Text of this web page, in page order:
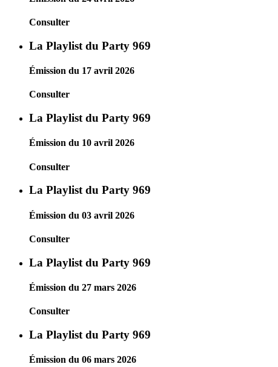
Consulter
La Playlist du Party 969
Émission du 17 avril 2026
Consulter
La Playlist du Party 969
Émission du 10 avril 2026
Consulter
La Playlist du Party 969
Émission du 03 avril 2026
Consulter
La Playlist du Party 969
Émission du 27 mars 2026
Consulter
La Playlist du Party 969
Émission du 06 mars 2026